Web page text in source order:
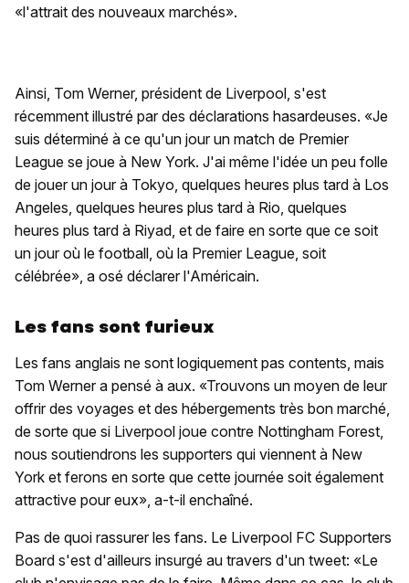
«l'attrait des nouveaux marchés».
Ainsi, Tom Werner, président de Liverpool, s'est
récemment illustré par des déclarations hasardeuses. «Je
suis déterminé à ce qu'un jour un match de Premier
League se joue à New York. J'ai même l'idée un peu folle
de jouer un jour à Tokyo, quelques heures plus tard à Los
Angeles, quelques heures plus tard à Rio, quelques
heures plus tard à Riyad, et de faire en sorte que ce soit
un jour où le football, où la Premier League, soit
célébrée», a osé déclarer l'Américain.
Les fans sont furieux
Les fans anglais ne sont logiquement pas contents, mais
Tom Werner a pensé à aux. «Trouvons un moyen de leur
offrir des voyages et des hébergements très bon marché,
de sorte que si Liverpool joue contre Nottingham Forest,
nous soutiendrons les supporters qui viennent à New
York et ferons en sorte que cette journée soit également
attractive pour eux», a-t-il enchaîné.
Pas de quoi rassurer les fans. Le Liverpool FC Supporters
Board s'est d'ailleurs insurgé au travers d'un tweet: «Le